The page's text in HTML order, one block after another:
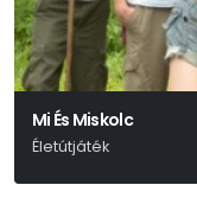
Mi És Miskolc
Életútjáték